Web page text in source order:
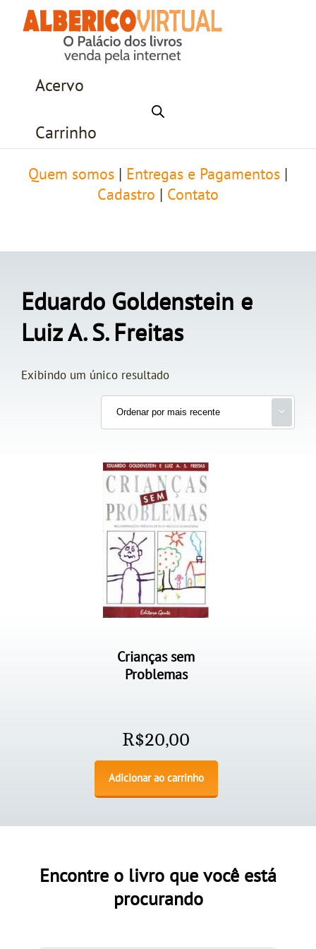
Acervo
Carrinho
Quem somos Entregas e Pagamentos
Cadastro
Contato
Eduardo Goldenstein e
Luiz A. S. Freitas
Exibindo um único resultado
Crianças sem
Problemas
R$20,00
Adicionar ao carrinho
Encontre o livro que você está
procurando